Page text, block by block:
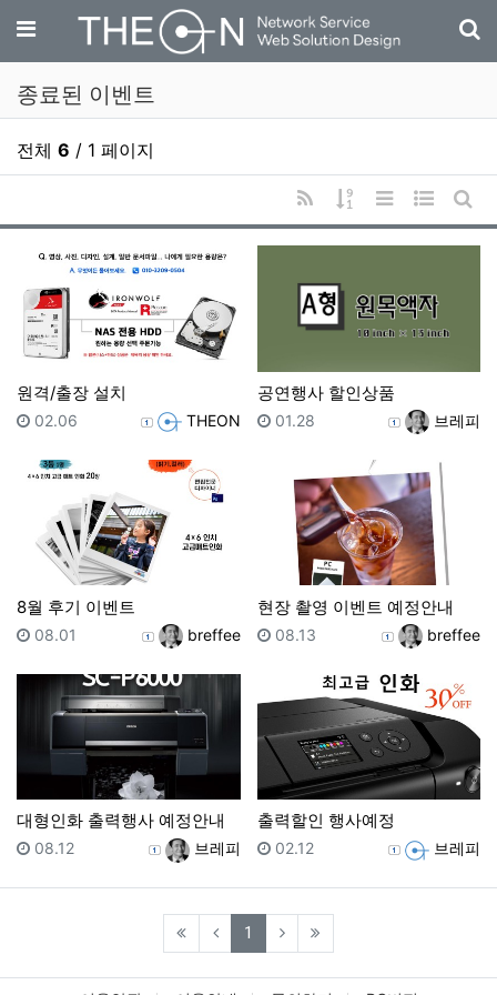
메뉴
종료된 이벤트
전체 6 / 1 페이지
RSS
게시물 정렬
리스트 스타일
웹진 스
게
원격/출장 설치
등록자THEON
등록일
02.06
공연행사 할인상품
등록자 브레피
등록일
01.28
8월 후기 이벤트
등록자breffee
등록일
08.01
현장 촬영 이벤트 예정안내
등록자 breffee
등록일
08.13
대형인화 출력행사 예정안내
등록자브레피
등록일
08.12
출력할인 행사예정
등록자 브레피
등록일
02.12
1 (current)